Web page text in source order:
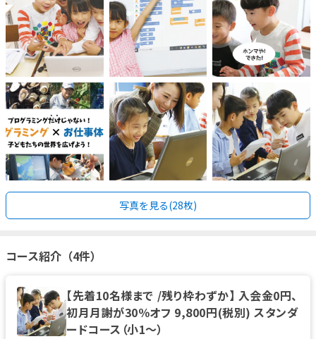
写真を見る(28枚)
コース紹介（4件）
【先着10名様まで /残り枠わずか】 入会金0円、
初月月謝が30％オフ 9,800円(税別) スタンダ
ードコース（小1～）